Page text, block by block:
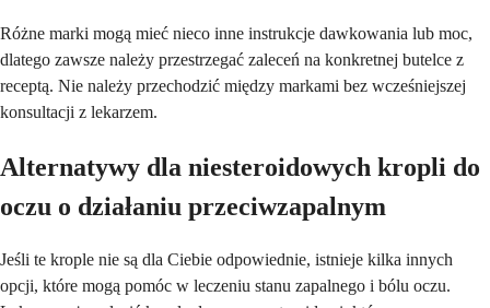
Różne marki mogą mieć nieco inne instrukcje dawkowania lub moc,
dlatego zawsze należy przestrzegać zaleceń na konkretnej butelce z
receptą. Nie należy przechodzić między markami bez wcześniejszej
konsultacji z lekarzem.
Alternatywy dla niesteroidowych kropli do
oczu o działaniu przeciwzapalnym
Jeśli te krople nie są dla Ciebie odpowiednie, istnieje kilka innych
opcji, które mogą pomóc w leczeniu stanu zapalnego i bólu oczu.